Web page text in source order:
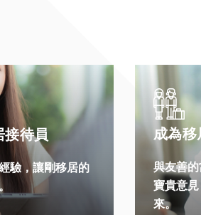
接待員
驗，讓剛移居的
成為
與友善
寶貴意
來。